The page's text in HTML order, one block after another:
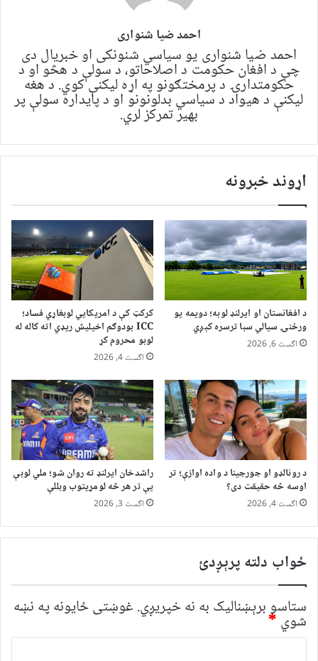
احمد ضیا شنواری
احمد ضیا شنواری یو سياسي شنونکی او خبریال دی
چې د افغان حکومت د اصلاحاتو، د سولې د هڅو او د
حکومتدارۍ د پرمختګونو په اړه لیکنې کوي. د هغه
لیکنې د هیواد د سیاسي بدلونونو او د پایداره سولې پر
بهیر تمرکز لري.
اړوند خبرونه
د افغانستان او ایرلنډ لوبه؛ دویمه یو
ورځنۍ سیالي سبا ترسره کېږي
اگست 6, 2026
کرکټ کې د امریکايي لوبغاړي فساد؛
ICC بودوګم اخیلیش ریډي اته کاله له
لوبو محروم کړ
اگست 4, 2026
د رونالډو او جورجینا د واده اوازې؛ تر
اوسه څه حقیقت دی؟
اگست 4, 2026
راشدخان ایرلنډ ته روان شو؛ ملي لوبې
یې تر هر څه لومړیتوب وبللې
اگست 3, 2026
ځواب دلته پرېږدئ
ستاسو برېښناليک به نه خپريږي. غوښتى ځایونه په نښه
شوي *